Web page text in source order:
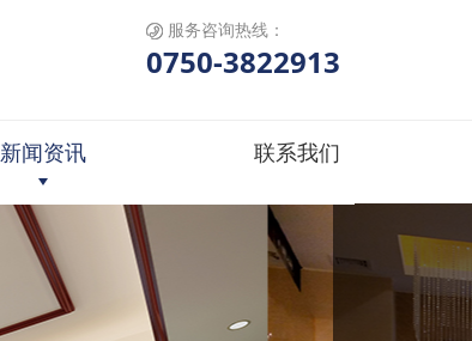
服务咨询热线：
0750-3822913
新闻资讯 联系我们